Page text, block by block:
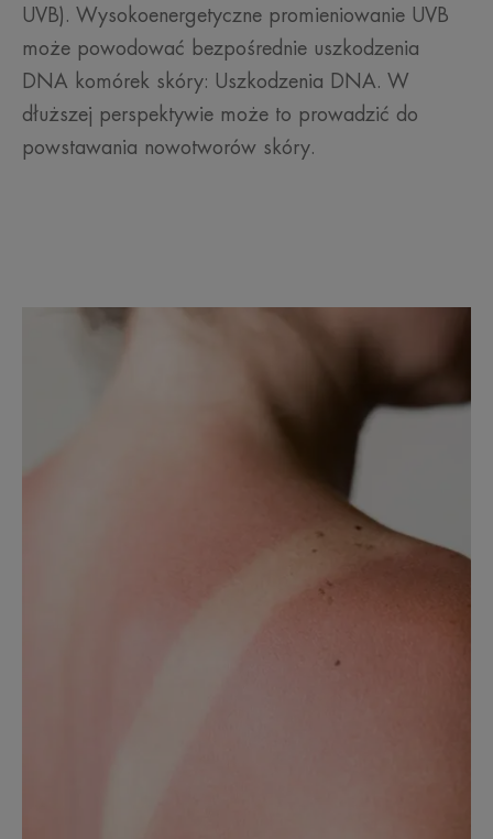
UVB). Wysokoenergetyczne promieniowanie UVB
może powodować bezpośrednie uszkodzenia
DNA komórek skóry: Uszkodzenia DNA. W
dłuższej perspektywie może to prowadzić do
powstawania nowotworów skóry.